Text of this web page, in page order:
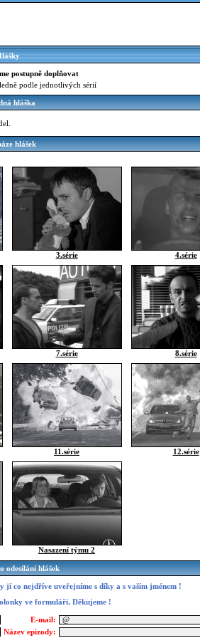
postupně doplňovat
podle jednotlivých sérií
hláška
hlášek
3.série 4.série
7.série 8.série
11.série 12.série
Nasazení týmu 2
odesílání hlášek
jí co nejdříve uveřejníme s díky a s vaším jménem !
ve formuláři. Děkujeme !
E-mail:
Název epizody: